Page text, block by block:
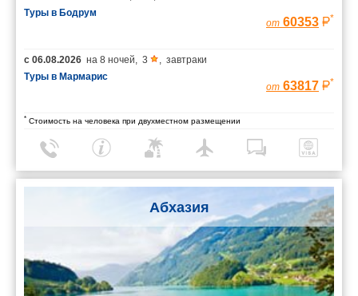
Туры в Бодрум
от 60353 *
с 06.08.2026 на 8 ночей, 3 , завтраки
Туры в Мармарис
от 63817 *
* Стоимость на человека при двухместном размещении
Абхазия